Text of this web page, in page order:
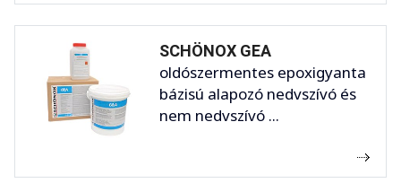
SCHÖNOX GEA
oldószermentes epoxigyanta
bázisú alapozó nedvszívó és
nem nedvszívó ...